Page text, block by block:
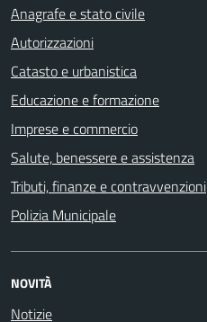
Anagrafe e stato civile
Autorizzazioni
Catasto e urbanistica
Educazione e formazione
Imprese e commercio
Salute, benessere e assistenza
Tributi, finanze e contravvenzioni
Polizia Municipale
NOVITÀ
Notizie